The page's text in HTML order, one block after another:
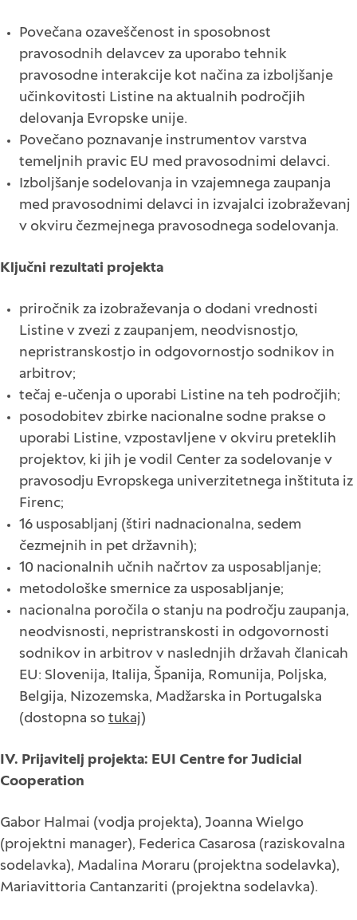
Povečana ozaveščenost in sposobnost
pravosodnih delavcev za uporabo tehnik
pravosodne interakcije kot načina za izboljšanje
učinkovitosti Listine na aktualnih področjih
delovanja Evropske unije.
Povečano poznavanje instrumentov varstva
temeljnih pravic EU med pravosodnimi delavci.
Izboljšanje sodelovanja in vzajemnega zaupanja
med pravosodnimi delavci in izvajalci izobraževanj
v okviru čezmejnega pravosodnega sodelovanja.
Ključni rezultati projekta
priročnik za izobraževanja o dodani vrednosti
Listine v zvezi z zaupanjem, neodvisnostjo,
nepristranskostjo in odgovornostjo sodnikov in
arbitrov;
tečaj e-učenja o uporabi Listine na teh področjih;
posodobitev zbirke nacionalne sodne prakse o
uporabi Listine, vzpostavljene v okviru preteklih
projektov, ki jih je vodil Center za sodelovanje v
pravosodju Evropskega univerzitetnega inštituta iz
Firenc;
16 usposabljanj (štiri nadnacionalna, sedem
čezmejnih in pet državnih);
10 nacionalnih učnih načrtov za usposabljanje;
metodološke smernice za usposabljanje;
nacionalna poročila o stanju na področju zaupanja,
neodvisnosti, nepristranskosti in odgovornosti
sodnikov in arbitrov v naslednjih državah članicah
EU: Slovenija, Italija, Španija, Romunija, Poljska,
Belgija, Nizozemska, Madžarska in Portugalska
(dostopna so tukaj )
IV. Prijavitelj projekta: EUI Centre for Judicial
Cooperation
Gabor Halmai (vodja projekta), Joanna Wielgo
(projektni manager), Federica Casarosa (raziskovalna
sodelavka), Madalina Moraru (projektna sodelavka),
Mariavittoria Cantanzariti (projektna sodelavka).